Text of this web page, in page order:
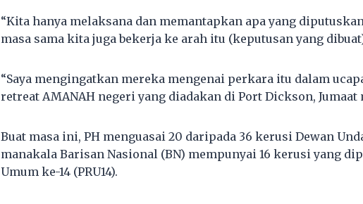
“Kita hanya melaksana dan memantapkan apa yang
masa sama kita juga bekerja ke arah itu (keputusan yang
“Saya mengingatkan mereka mengenai perkara itu dalam
retreat AMANAH negeri yang diadakan di Port Dickson,
Buat masa ini, PH menguasai 20 daripada 36 kerusi Dewan
manakala Barisan Nasional (BN) mempunyai 16 kerusi yang
Umum ke-14 (PRU14).